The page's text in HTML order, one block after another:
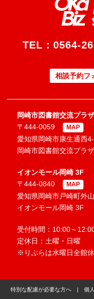
TEL： 0564-
相談予約フ
岡崎市図書館交流プラ
〒444-0059
MAP
愛知県岡崎市康生通西
岡崎市図書館交流プラ
イオンモール岡崎 3F
〒444-0840
MAP
愛知県岡崎市戸崎町外
イオンモール岡崎 3F
受付時間：10:00～
定休日：土曜・日曜
※りぶらは水曜日全館
特別な配慮が必要な方へ | 個